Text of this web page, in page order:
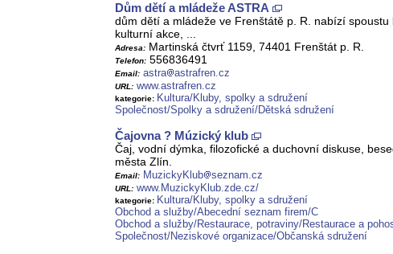
Dům dětí a mládeže ASTRA
dům dětí a mládeže ve Frenštátě p. R. nabízí
kulturní akce, ...
Adresa: Martinská čtvrť 1159, 74401 Frenštát p. R.
Telefon: 556836491
Email: astra astrafren.cz
URL: www.astrafren.cz
kategorie: Kultura/Kluby, spolky a sdružení
Společnost/Spolky a sdružení/Dětská sdružení
Čajovna ? Múzický klub
Čaj, vodní dýmka, filozofické a duchovní diskuse,
města Zlín.
Email: MuzickyKlub seznam.cz
URL: www.MuzickyKlub.zde.cz/
kategorie: Kultura/Kluby, spolky a sdružení
Obchod a služby/Abecední seznam firem/C
Obchod a služby/Restaurace, potraviny/Restaurace a
Společnost/Neziskové organizace/Občanská sdružení